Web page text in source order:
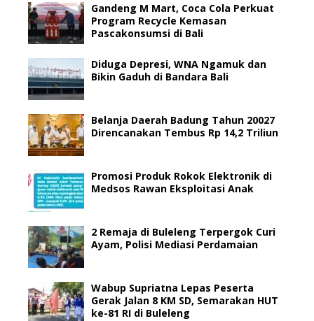
Gandeng M Mart, Coca Cola Perkuat
Program Recycle Kemasan
Pascakonsumsi di Bali
Diduga Depresi, WNA Ngamuk dan
Bikin Gaduh di Bandara Bali
Belanja Daerah Badung Tahun 20027
Direncanakan Tembus Rp 14,2 Triliun
Promosi Produk Rokok Elektronik di
Medsos Rawan Eksploitasi Anak
2 Remaja di Buleleng Terpergok Curi
Ayam, Polisi Mediasi Perdamaian
Wabup Supriatna Lepas Peserta
Gerak Jalan 8 KM SD, Semarakan HUT
ke-81 RI di Buleleng